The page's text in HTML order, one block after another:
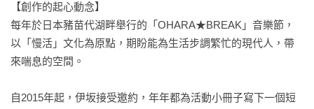
【創作的起心動念】
每年於日本豬苗代湖畔舉行的「OHARA★BREAK」音樂節，
以「慢活」文化為原點，期盼能為生活步調繁忙的現代人，帶
來喘息的空間。
自2015年起，伊坂接受邀約，年年都為活動小冊子寫下一個短